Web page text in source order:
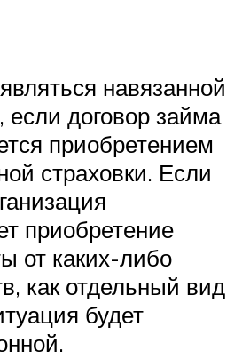
навязанной
если договор займа
приобретением
страховки. Если
приобретение
от каких-либо
как отдельный вид
будет